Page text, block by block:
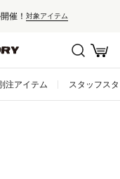
催！ 対象アイテム
注アイテム スタッフス